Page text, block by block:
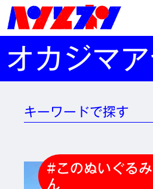
オカジマア
キーワードで探す
#このぬいぐる
ん